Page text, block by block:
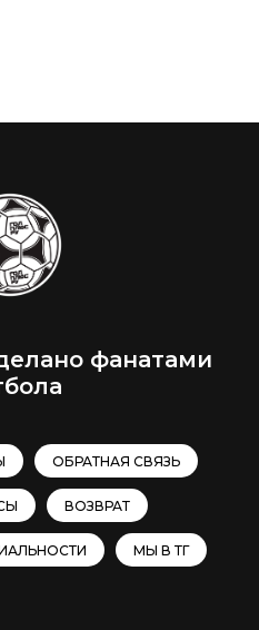
фанатами
ОБРАТНАЯ СВЯЗЬ
ВОЗВРАТ
МЫ В ТГ